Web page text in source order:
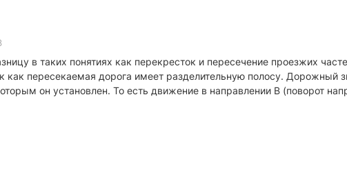
в таких понятиях как перекресток и пересечение проезжих
как пересекаемая дорога имеет разделительную полосу. Дорожный
он установлен. То есть движение в направлении В (поворот